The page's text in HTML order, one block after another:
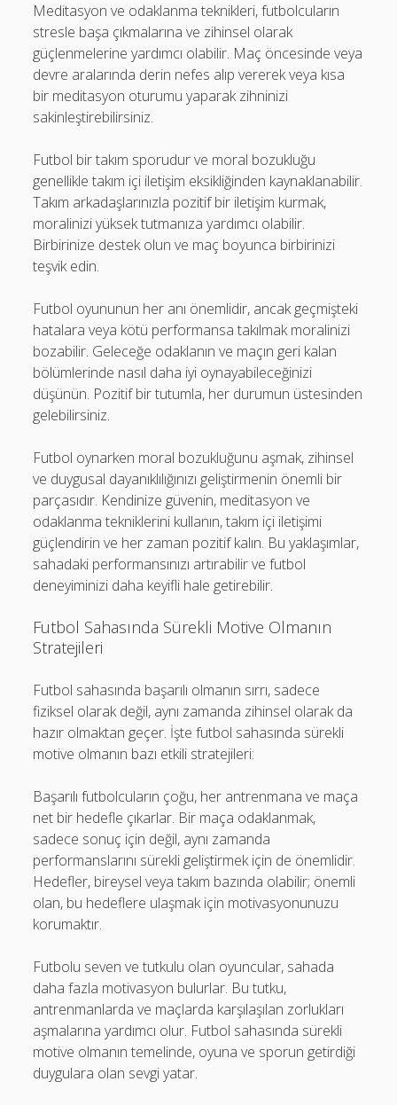
Meditasyon ve odaklanma teknikleri, futbolcuların
stresle başa çıkmalarına ve zihinsel olarak
güçlenmelerine yardımcı olabilir. Maç öncesinde veya
devre aralarında derin nefes alıp vererek veya kısa
bir meditasyon oturumu yaparak zihninizi
sakinleştirebilirsiniz.
Futbol bir takım sporudur ve moral bozukluğu
genellikle takım içi iletişim eksikliğinden kaynaklanabilir.
Takım arkadaşlarınızla pozitif bir iletişim kurmak,
moralinizi yüksek tutmanıza yardımcı olabilir.
Birbirinize destek olun ve maç boyunca birbirinizi
teşvik edin.
Futbol oyununun her anı önemlidir, ancak geçmişteki
hatalara veya kötü performansa takılmak moralinizi
bozabilir. Geleceğe odaklanın ve maçın geri kalan
bölümlerinde nasıl daha iyi oynayabileceğinizi
düşünün. Pozitif bir tutumla, her durumun üstesinden
gelebilirsiniz.
Futbol oynarken moral bozukluğunu aşmak, zihinsel
ve duygusal dayanıklılığınızı geliştirmenin önemli bir
parçasıdır. Kendinize güvenin, meditasyon ve
odaklanma tekniklerini kullanın, takım içi iletişimi
güçlendirin ve her zaman pozitif kalın. Bu yaklaşımlar,
sahadaki performansınızı artırabilir ve futbol
deneyiminizi daha keyifli hale getirebilir.
Futbol Sahasında Sürekli Motive Olmanın
Stratejileri
Futbol sahasında başarılı olmanın sırrı, sadece
fiziksel olarak değil, aynı zamanda zihinsel olarak da
hazır olmaktan geçer. İşte futbol sahasında sürekli
motive olmanın bazı etkili stratejileri:
Başarılı futbolcuların çoğu, her antrenmana ve maça
net bir hedefle çıkarlar. Bir maça odaklanmak,
sadece sonuç için değil, aynı zamanda
performanslarını sürekli geliştirmek için de önemlidir.
Hedefler, bireysel veya takım bazında olabilir; önemli
olan, bu hedeflere ulaşmak için motivasyonunuzu
korumaktır.
Futbolu seven ve tutkulu olan oyuncular, sahada
daha fazla motivasyon bulurlar. Bu tutku,
antrenmanlarda ve maçlarda karşılaşılan zorlukları
aşmalarına yardımcı olur. Futbol sahasında sürekli
motive olmanın temelinde, oyuna ve sporun getirdiği
duygulara olan sevgi yatar.